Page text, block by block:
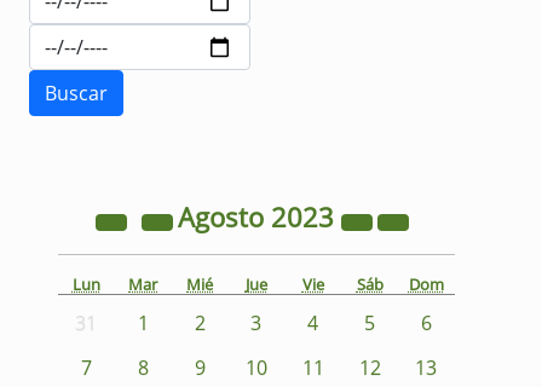
Agosto 2023
Lun Mar Mié Jue Vie Sáb Dom
31 1 2 3 4 5
6
7
8 9 10 11 12
13